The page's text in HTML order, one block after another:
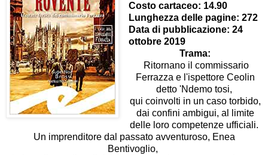
Costo cartaceo: 14.90
Lunghezza delle pagine: 272
Data di pubblicazione: 24
ottobre 2019
Trama:
Ritornano il commissario
Ferrazza e l'ispettore Ceolin
detto 'Ndemo tosi,
qui coinvolti in un caso torbido,
dai confini ambigui, al limite
delle loro competenze ufficiali.
Un imprenditore dal passato avventuroso, Enea
Bentivoglio,